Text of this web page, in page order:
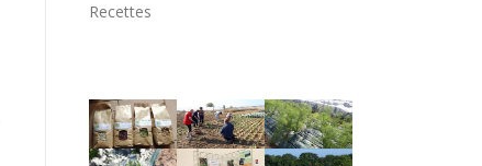
Recettes